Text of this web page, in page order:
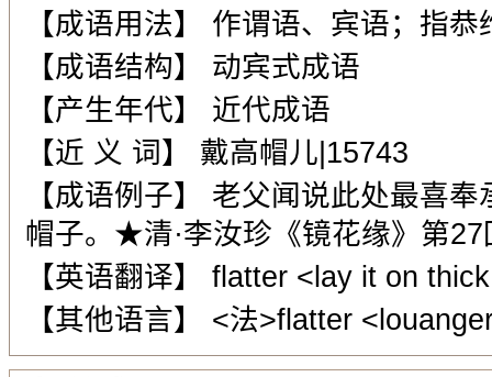
【成语用法】 作谓语、宾语；指恭
【成语结构】 动宾式成语
【产生年代】 近代成语
【近 义 词】 戴高帽儿|15743
【成语例子】 老父闻说此处最喜
帽子。★清·李汝珍《镜花缘》第27
【英语翻译】 flatter <lay it on
【其他语言】 <法>flatter